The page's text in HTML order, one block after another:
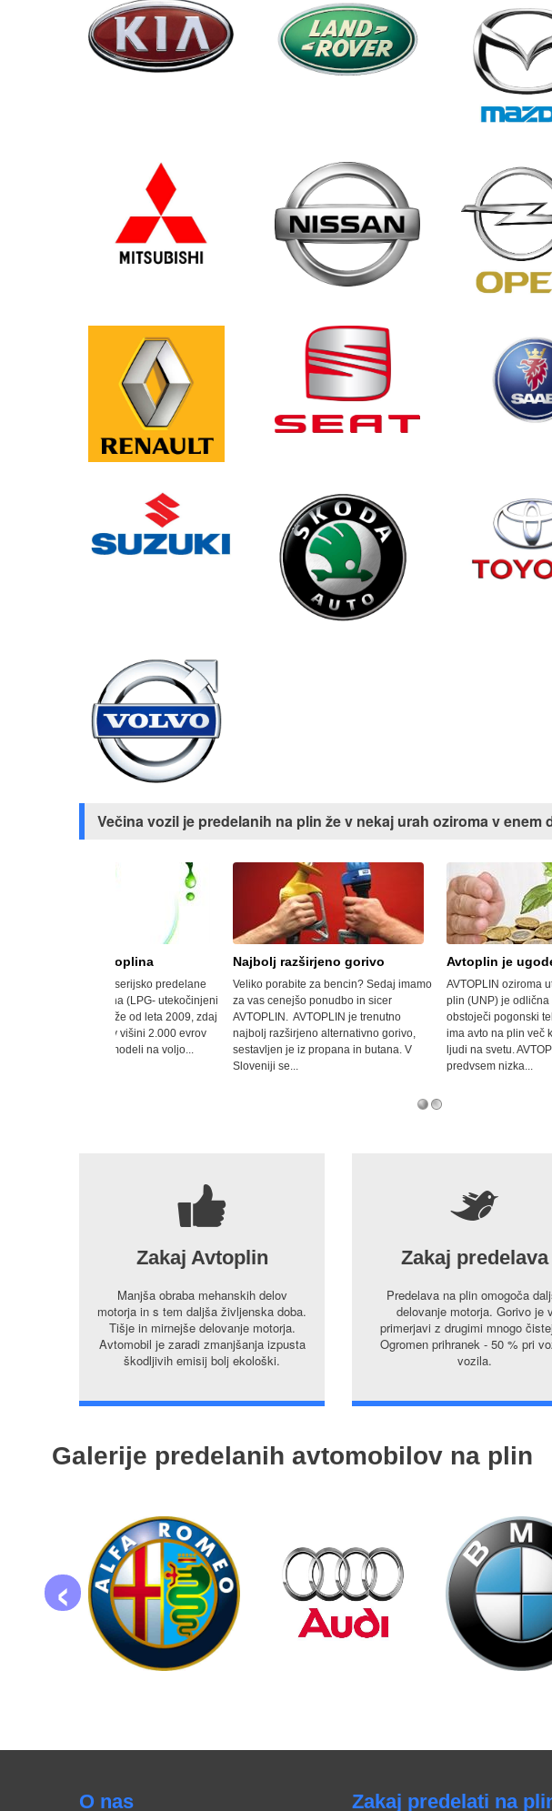
Večina vozil je predelanih na plin že v nekaj urah oziroma v enem
Najbolj razširjeno gorivo
Veliko porabite za bencin? Sedaj imamo
za vas cenejšo ponudbo in sicer
AVTOPLIN. AVTOPLIN je trenutno
najbolj razširjeno alternativno gorivo,
sestavljen je iz propana in butana. V
Avtoplin je ugoden
AVTOPLIN oziroma utekočinjen naftni
plin (UNP) je odlična alternativa
obstoječi pogonski tehnologiji. Trenutno
ima avto na plin več kot 10 milijonov
ljudi na svetu. AVTOPLIN odlikujejo
7
Zakaj Avtoplin
Manjša obraba mehanskih delov
motorja in s tem daljša življenska doba.
Tišje in mirnejše delovanje motorja.
Avtomobil je zaradi zmanjšanja izpusta
škodljivih emisij bolj ekološki.
5
Zakaj predelava
Predelava na plin omogoča
delovanje motorja. Gorivo je v
primerjavi z drugimi mnogo
Ogromen prihranek - 50 % pri
vozila.
Galerije predelanih avtomobilov na plin
‹
O nas Zakaj predelati na